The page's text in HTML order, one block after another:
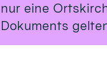
nur eine
Dokuments